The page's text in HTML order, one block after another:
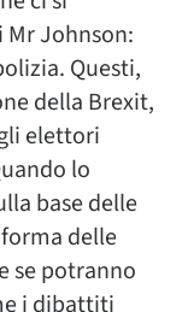
Johnson:
Questi,
della Brexit,
elettori
lo
base delle
delle
se potranno
i dibattiti